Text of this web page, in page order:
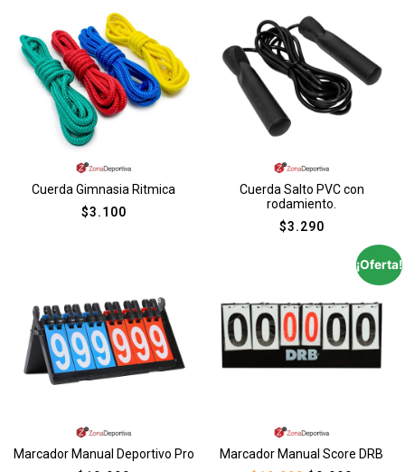
Cuerda Gimnasia Ritmica
$3.100
Cuerda Salto PVC con
rodamiento.
$3.290
Marcador Manual Deportivo Pro
¡Oferta!
Marcador Manual Score DRB